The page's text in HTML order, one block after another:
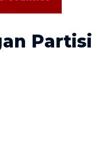
Partisi